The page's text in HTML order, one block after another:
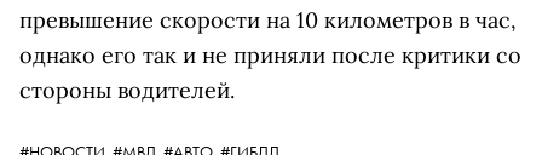
превышение скорости на 10 километров в час,
однако его так и не приняли после критики со
стороны водителей.